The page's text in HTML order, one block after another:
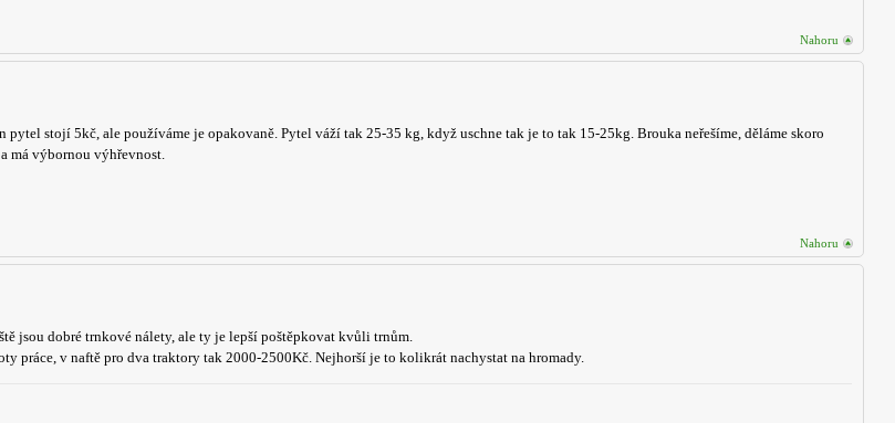
Nahoru
stojí 5kč, ale používáme je opakovaně. Pytel váží tak 25-35 kg, když uschne tak je to tak 15-25kg. Brouka neřešíme, děláme skoro
má výbornou výhřevnost.
Nahoru
jsou dobré trnkové nálety, ale ty je lepší poštěpkovat kvůli trnům.
práce, v naftě pro dva traktory tak 2000-2500Kč. Nejhorší je to kolikrát nachystat na hromady.